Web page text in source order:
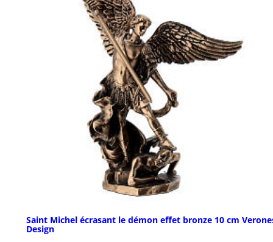
Saint Michel écrasant le démon effet bronze 10 cm
Design